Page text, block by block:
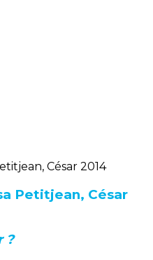
Petitjean, César
?